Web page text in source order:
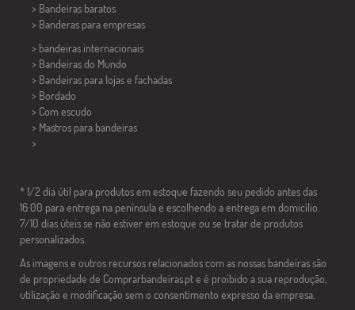
> Bandeiras baratos
> Banderas para empresas
> bandeiras internacionais
> Bandeiras do Mundo
> Bandeiras para lojas e fachadas
> Bordado
> Com escudo
> Mastros para bandeiras
>
* 1/2 dia útil para produtos em estoque fazendo seu pedido antes das
16:00 para entrega na península e escolhendo a entrega em domicílio.
7/10 dias úteis se não estiver em estoque ou se tratar de produtos
personalizados.
As imagens e outros recursos relacionados com as nossas bandeiras são
de propriedade de Comprarbandeiras.pt e é proibido a sua reprodução,
utilização e modificação sem o consentimento expresso da empresa.